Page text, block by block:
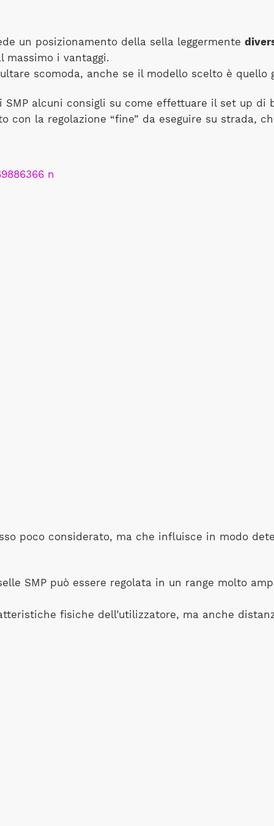
un posizionamento della sella leggermente
massimo i vantaggi.
scomoda, anche se il modello scelto è quello
alcuni consigli su come effettuare il set up di
con la regolazione “fine” da eseguire su strada,
poco considerato, ma che influisce in modo
SMP può essere regolata in un range molto
fisiche dell’utilizzatore, ma anche